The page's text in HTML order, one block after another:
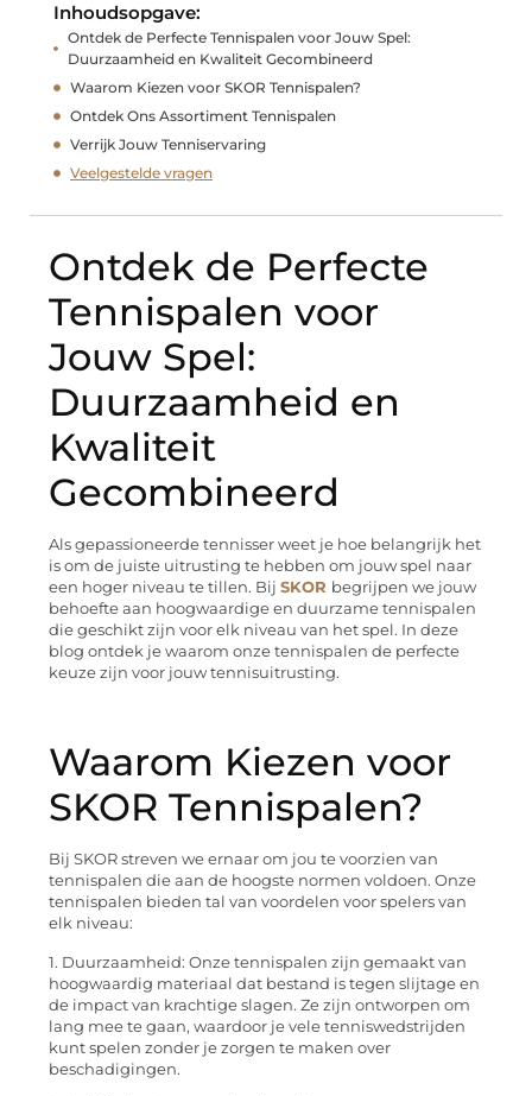
Inhoudsopgave:
Ontdek de Perfecte Tennispalen voor Jouw Spel:
Duurzaamheid en Kwaliteit Gecombineerd
Waarom Kiezen voor SKOR Tennispalen?
Ontdek Ons Assortiment Tennispalen
Verrijk Jouw Tenniservaring
Veelgestelde vragen
Ontdek de Perfecte
Tennispalen voor
Jouw Spel:
Duurzaamheid en
Kwaliteit
Gecombineerd
Als gepassioneerde tennisser weet je hoe belangrijk het
is om de juiste uitrusting te hebben om jouw spel naar
een hoger niveau te tillen. Bij SKOR begrijpen we jouw
behoefte aan hoogwaardige en duurzame tennispalen
die geschikt zijn voor elk niveau van het spel. In deze
blog ontdek je waarom onze tennispalen de perfecte
keuze zijn voor jouw tennisuitrusting.
Waarom Kiezen voor
SKOR Tennispalen?
Bij SKOR streven we ernaar om jou te voorzien van
tennispalen die aan de hoogste normen voldoen. Onze
tennispalen bieden tal van voordelen voor spelers van
elk niveau:
1. Duurzaamheid: Onze tennispalen zijn gemaakt van
hoogwaardig materiaal dat bestand is tegen slijtage en
de impact van krachtige slagen. Ze zijn ontworpen om
lang mee te gaan, waardoor je vele tenniswedstrijden
kunt spelen zonder je zorgen te maken over
beschadigingen.